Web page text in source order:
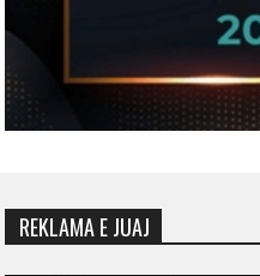
REKLAMA E JUAJ